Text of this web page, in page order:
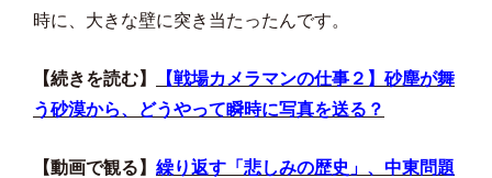
時に、大きな壁に突き当たったんです。
【続きを読む】 【戦場カメラマンの仕事２】砂塵が舞
う砂漠から、どうやって瞬時に写真を送る？
【動画で観る】 繰り返す「悲しみの歴史」、中東問題